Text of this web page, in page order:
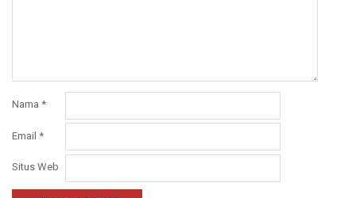
Nama *
Email *
Situs Web